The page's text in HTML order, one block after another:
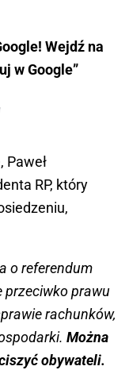
Wejdź na
w Google”
Paweł
RP, który
o referendum
przeciwko prawu
rachunków,
Można
obywateli.